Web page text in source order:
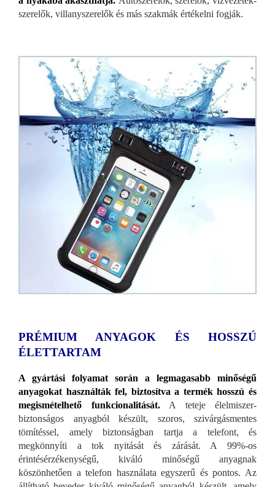
szerelők, villanyszerelők és más szakmák értékelni fogják.
PRÉMIUM ANYAGOK ÉS HOSSZÚ
ÉLETTARTAM
A gyártási folyamat során a legmagasabb minőségű
anyagokat használták fel, biztosítva a termék hosszú és
megismételhető funkcionalitását.A teteje élelmiszer-
biztonságos anyagból készült, szoros, szivárgásmentes
tömítéssel, amely biztonságban tartja a telefont, és
megkönnyíti a tok nyitását és zárását. A 99%-os
érintésérzékenységű, kiváló minőségű anyagnak
köszönhetően a telefon használata egyszerű és pontos. Az